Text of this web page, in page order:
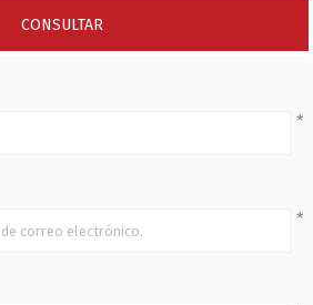
CONSULTAR
*
*